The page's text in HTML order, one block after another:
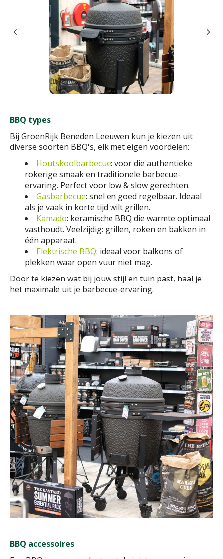
BBQ types
Bij GroenRijk Beneden Leeuwen kun je kiezen uit
diverse soorten BBQ's, elk met eigen voordelen:
Houtskoolbarbecue: voor die authentieke
rokerige smaak en traditionele barbecue-
ervaring. Perfect voor low & slow gerechten.
Gasbarbecue: snel en goed regelbaar. Ideaal
als je vaak in korte tijd wilt grillen.
Kamado: keramische BBQ die warmte optimaal
vasthoudt. Veelzijdig: grillen, roken en bakken in
één apparaat.
Elektrische BBQ: ideaal voor balkons of
plekken waar open vuur niet mag.
Door te kiezen wat bij jouw stijl en tuin past, haal je
het maximale uit je barbecue-ervaring.
BBQ accessoires